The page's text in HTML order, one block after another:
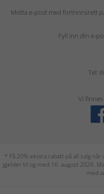
Motta e-post med fortrinnsrett
Fyll inn din e-
Tel:
Vi
* Få 20% ekstra rabatt på all salg
gjelder til og med 16. august 2026.
med